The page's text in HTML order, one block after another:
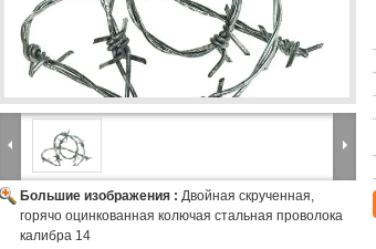
Большие изображения : Двойная скрученная,
горячо оцинкованная колючая стальная проволока
калибра 14